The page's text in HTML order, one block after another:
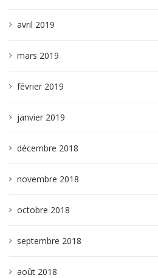
avril 2019
mars 2019
février 2019
janvier 2019
décembre 2018
novembre 2018
octobre 2018
septembre 2018
août 2018